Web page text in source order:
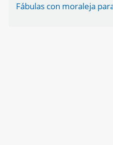
Fábulas con moraleja